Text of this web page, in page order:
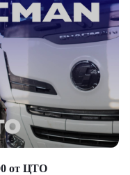
от ЦТО